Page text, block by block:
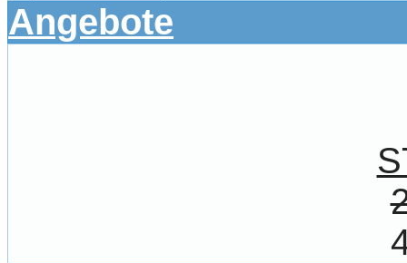
Angebote